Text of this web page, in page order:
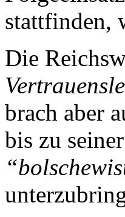
stattfinden,
Die
brach aber
bis zu